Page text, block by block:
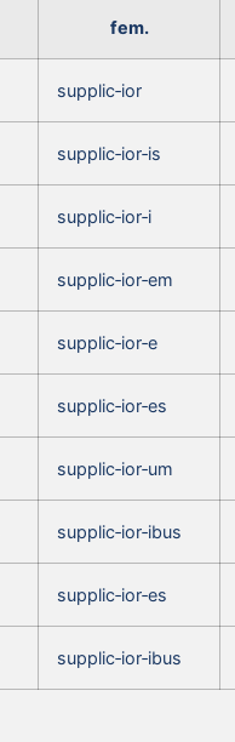
fem.
supplic‑ior
supplic‑ior‑is
supplic‑ior‑i
supplic‑ior‑em
supplic‑ior‑e
supplic‑ior‑es
supplic‑ior‑um
supplic‑ior‑ibus
supplic‑ior‑es
supplic‑ior‑ibus